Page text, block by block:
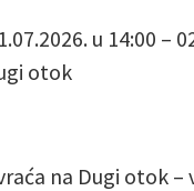
u 14:00 –
otok
na Dugi otok –